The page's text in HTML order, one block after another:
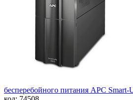
бесперебойного питания APC Smart-